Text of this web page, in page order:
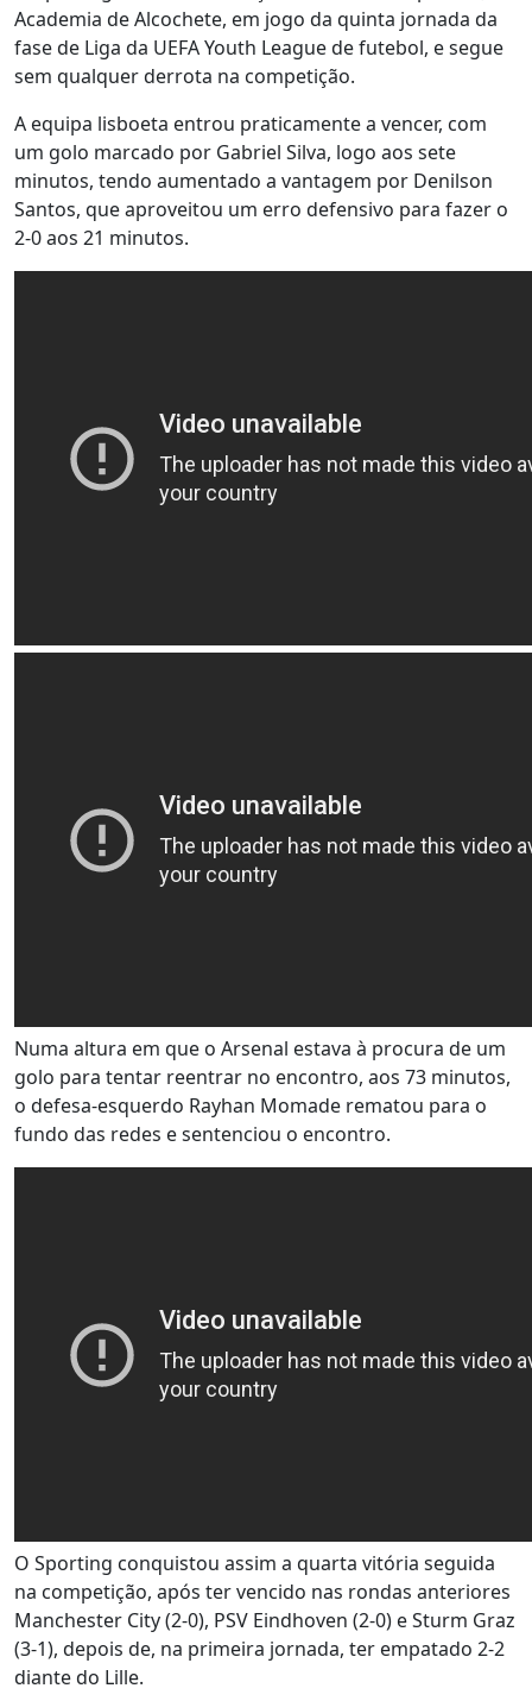
Academia de Alcochete, em jogo da quinta jornada da
fase de Liga da UEFA Youth League de futebol, e segue
sem qualquer derrota na competição.
A equipa lisboeta entrou praticamente a vencer, com
um golo marcado por Gabriel Silva, logo aos sete
minutos, tendo aumentado a vantagem por Denilson
Santos, que aproveitou um erro defensivo para fazer o
2-0 aos 21 minutos.
Numa altura em que o Arsenal estava à procura de um
golo para tentar reentrar no encontro, aos 73 minutos,
o defesa-esquerdo Rayhan Momade rematou para o
fundo das redes e sentenciou o encontro.
O Sporting conquistou assim a quarta vitória seguida
na competição, após ter vencido nas rondas anteriores
Manchester City (2-0), PSV Eindhoven (2-0) e Sturm Graz
(3-1), depois de, na primeira jornada, ter empatado 2-2
diante do Lille.